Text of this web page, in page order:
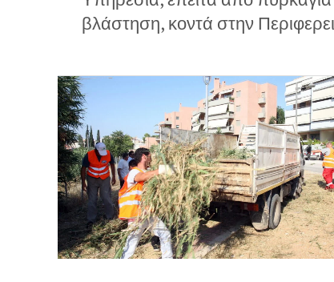
βλάστηση, κοντά στην